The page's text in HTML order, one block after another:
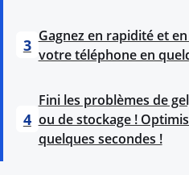
3 Gagnez en rapidité et
votre téléphone en
4
Fini les problèmes de
ou de stockage !
quelques secondes !